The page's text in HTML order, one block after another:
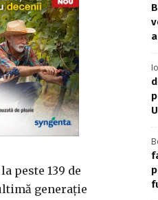
peste 139 de
generaţie